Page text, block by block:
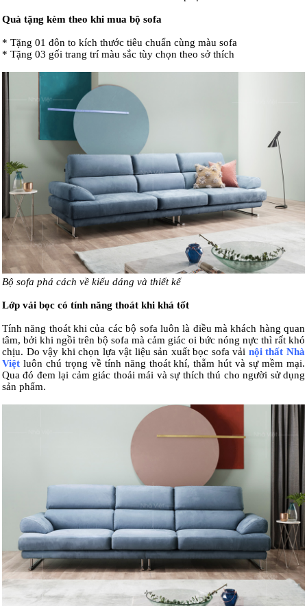
Quà tặng kèm theo khi mua bộ sofa
* Tặng 01 đôn to kích thước tiêu chuẩn cùng màu sofa
* Tặng 03 gối trang trí màu sắc tùy chọn theo sở thích
Bộ sofa phá cách về kiểu dáng và thiết kế
Lớp vải bọc có tính năng thoát khi khá tốt
Tính năng thoát khi của các bộ sofa luôn là điều mà khách hàng quan
tâm, bởi khi ngồi trên bộ sofa mà cảm giác oi bức nóng nực thì rất khó
chịu. Do vậy khi chọn lựa vật liệu sản xuất bọc sofa vải nội thất Nhà
Việt luôn chú trọng về tính năng thoát khí, thẫm hút và sự mềm mại.
Qua đó đem lại cảm giác thoải mái và sự thích thú cho người sử dụng
sản phẩm.